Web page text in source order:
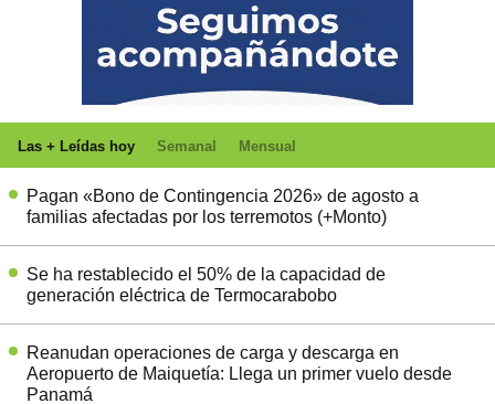
Las + Leídas hoy Semanal Mensual
Pagan «Bono de Contingencia 2026» de agosto a
familias afectadas por los terremotos (+Monto)
Se ha restablecido el 50% de la capacidad de
generación eléctrica de Termocarabobo
Reanudan operaciones de carga y descarga en
Aeropuerto de Maiquetía: Llega un primer vuelo desde
Panamá